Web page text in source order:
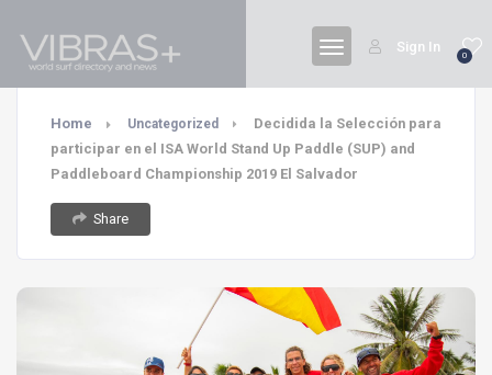
0
Sign In
Home Uncategorized
Decidida la Selección para
participar en el ISA World Stand Up Paddle (SUP) and
Paddleboard Championship 2019 El Salvador
Share